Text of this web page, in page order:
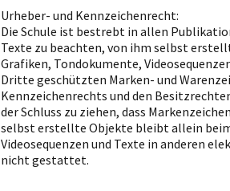
Urheber- und Kennzeichenrecht:
Die Schule ist bestrebt in allen
Texte zu beachten, von ihm selbst
Grafiken, Tondokumente,
Dritte geschützten Marken- und
Kennzeichenrechts und den
der Schluss zu ziehen, dass
selbst erstellte Objekte bleibt allein
Videosequenzen und Texte in anderen
nicht gestattet.